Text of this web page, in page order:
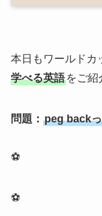
本日もワールドカ
学べる英語をご紹
問題： peg back
⚽
⚽